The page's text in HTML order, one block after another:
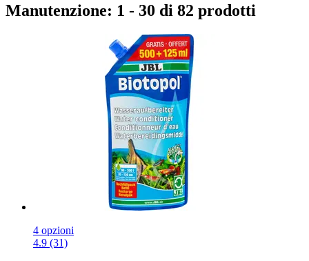
Manutenzione: 1 - 30 di 82 prodotti
4 opzioni
4.9 (31)